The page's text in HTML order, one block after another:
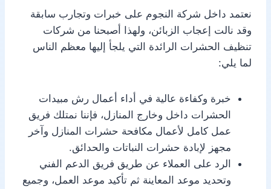
نعتمد داخل شركة النجوم على خبرات وتجارب سابقة
وقد نالت إعجاب الزبائن، ولهذا أصبحنا من شركات
تنظيف الحشرات الرائدة التي يلجأ إليها معظم الناس
لما يلي:
خبرة وكفاءة عالية في أداء أعمال رش مبيدات
الحشرات داخل وخارج المنازل، فإننا نمتلك فريق
عمل كامل لأعمال مكافحة حشرات المنازل وآخر
مجهز لإبادة حشرات النباتات والحدائق.
الرد على العملاء عن طريق فريق الدعم الفني
وتحديد موعد المعاينة ثم تأكيد موعد العمل، وجميع